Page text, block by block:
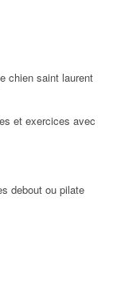
chien saint laurent
et exercices avec
debout ou pilate